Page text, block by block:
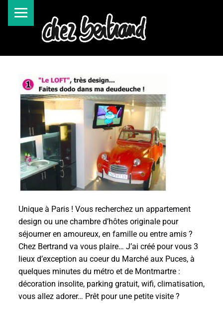
Unique à Paris ! Vous recherchez un appartement
design ou une chambre d’hôtes originale pour
séjourner en amoureux, en famille ou entre amis ?
Chez Bertrand va vous plaire… J’ai créé pour vous 3
lieux d’exception au coeur du Marché aux Puces, à
quelques minutes du métro et de Montmartre :
décoration insolite, parking gratuit, wifi, climatisation,
vous allez adorer… Prêt pour une petite visite ?